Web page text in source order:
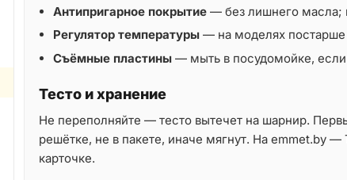
Антипригарное покрытие — без лишнего масла;
Регулятор температуры — на моделях
Съёмные пластины — мыть в посудомойке, если
Тесто и хранение
Не переполняйте — тесто вытечет на шарнир.
решётке, не в пакете, иначе мягнут. На emmet.by
карточке.